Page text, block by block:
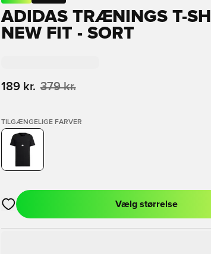
ADIDAS TRÆNINGS T-
NEW FIT - SORT
189 kr. 379 kr.
TILGÆNGELIGE FARVER
Åbner en Modal til at logge ind eller tilmelde dig
Vælg størrelse